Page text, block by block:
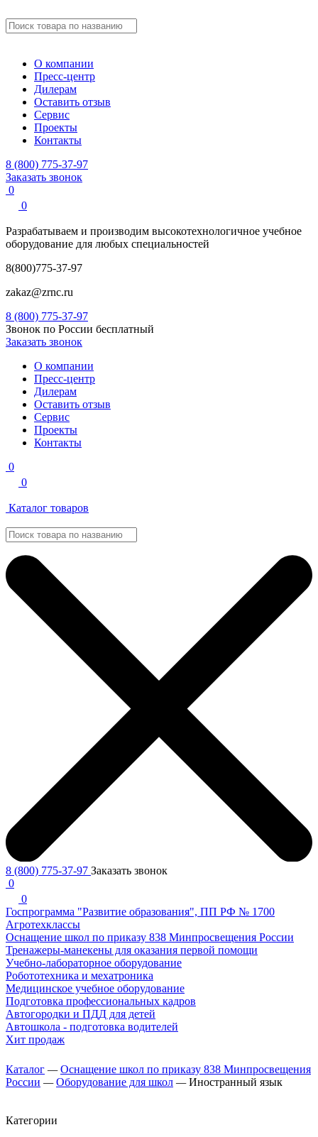
О компании
Пресс-центр
Дилерам
Оставить отзыв
Сервис
Проекты
Контакты
8 (800) 775-37-97
Заказать звонок
0
0
Разрабатываем и производим высокотехнологичное учебное
оборудование для любых специальностей
8(800)775-37-97
zakaz@zrnc.ru
8 (800) 775-37-97
Звонок по России бесплатный
Заказать звонок
О компании
Пресс-центр
Дилерам
Оставить отзыв
Сервис
Проекты
Контакты
0
0
Каталог товаров
8 (800) 775-37-97 Заказать звонок
0
0
Госпрограмма "Развитие образования", ПП РФ № 1700
Агротехклассы
Оснащение школ по приказу 838 Минпросвещения России
Тренажеры-манекены для оказания первой помощи
Учебно-лабораторное оборудование
Робототехника и мехатроника
Медицинское учебное оборудование
Подготовка профессиональных кадров
Автогородки и ПДД для детей
Автошкола - подготовка водителей
Хит продаж
Каталог —Оснащение школ по приказу 838 Минпросвещения
России —Оборудование для школ —Иностранный язык
Категории